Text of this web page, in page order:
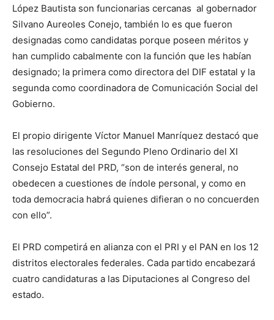
López Bautista son funcionarias cercanas al gobernador
Silvano Aureoles Conejo, también lo es que fueron
designadas como candidatas porque poseen méritos y
han cumplido cabalmente con la función que les habían
designado; la primera como directora del DIF estatal y la
segunda como coordinadora de Comunicación Social del
Gobierno.
El propio dirigente Víctor Manuel Manríquez destacó que
las resoluciones del Segundo Pleno Ordinario del XI
Consejo Estatal del PRD, “son de interés general, no
obedecen a cuestiones de índole personal, y como en
toda democracia habrá quienes difieran o no concuerden
con ello”.
El PRD competirá en alianza con el PRI y el PAN en los 12
distritos electorales federales. Cada partido encabezará
cuatro candidaturas a las Diputaciones al Congreso del
estado.